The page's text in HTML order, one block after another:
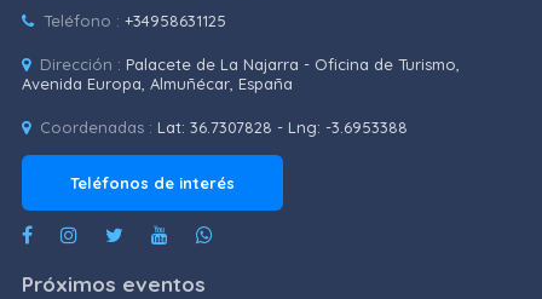
Teléfono : +34958631125
Dirección : Palacete de La Najarra - Oficina de Turismo,
Avenida Europa, Almuñécar, España
Coordenadas : Lat: 36.7307828 - Lng: -3.6953388
Teléfonos de interés
Próximos eventos